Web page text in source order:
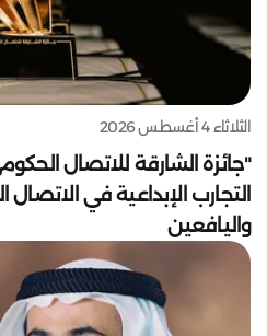
الثلاثاء 4 أغسطس 2026
"جائزة الشارقة للاتصال
التجارب الإبداعية في
واليافعين